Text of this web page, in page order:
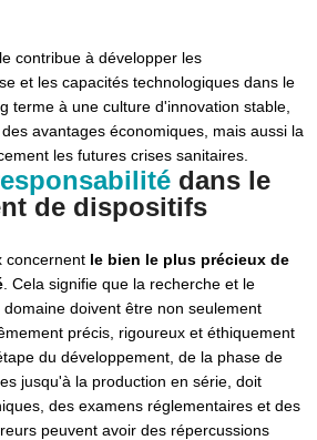
contribue à développer les
et les capacités technologiques dans le
terme à une culture d'innovation stable,
avantages économiques, mais aussi la
les futures crises sanitaires.
dans le
de dispositifs
concernent le bien le plus précieux de
. Cela signifie que la recherche et le
doivent être non seulement
précis, rigoureux et éthiquement
du développement, de la phase de
jusqu'à la production en série, doit
des examens réglementaires et des
peuvent avoir des répercussions